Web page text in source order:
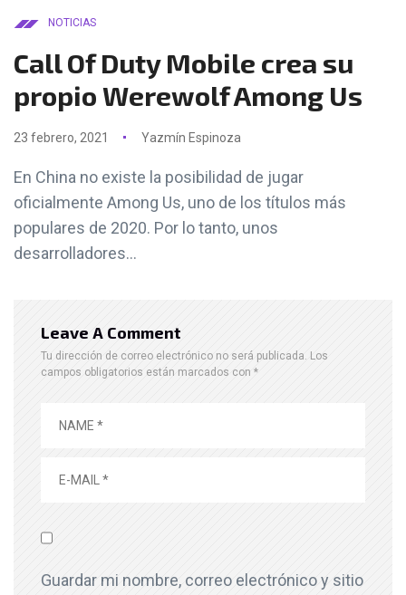
NOTICIAS
Call Of Duty Mobile crea su
propio Werewolf Among Us
23 febrero, 2021 Yazmín Espinoza
En China no existe la posibilidad de jugar
oficialmente Among Us, uno de los títulos más
populares de 2020. Por lo tanto, unos
desarrolladores...
Leave A Comment
Tu dirección de correo electrónico no será publicada. Los
campos obligatorios están marcados con *
Guardar mi nombre, correo electrónico y sitio